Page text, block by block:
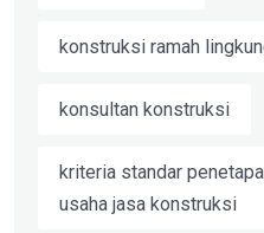
konstruksi ramah
konsultan konstruksi
kriteria standar
usaha jasa konstruksi